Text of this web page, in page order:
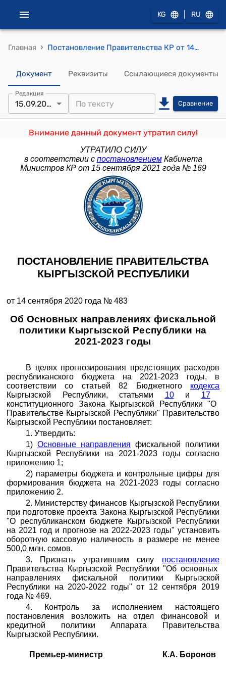
KG RU
Главная › Постановление Правительства КР от 14 сентября 2020 года № 483 "Об Основных направлениях фискальной политики Кыргызской Республики на 2021-2023 годы"
Документ Реквизиты Ссылающиеся документы
Редакция
15.09.2021 Сравнение
Внимание данный документ утратил силу!